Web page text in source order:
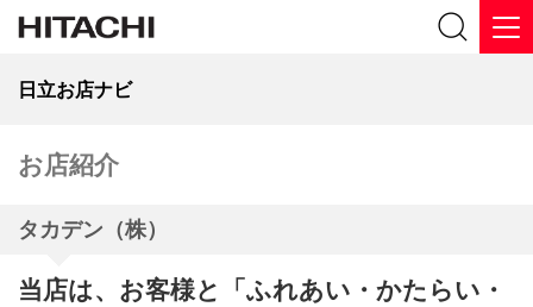
日立お店ナビ
お店紹介
タカデン（株）
当店は、お客様と「ふれあい・かたらい・